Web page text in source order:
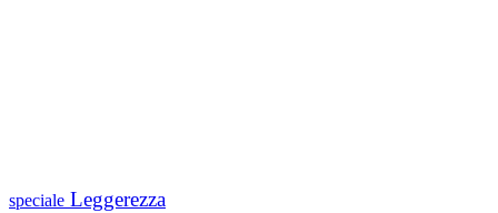
speciale Leggerezza